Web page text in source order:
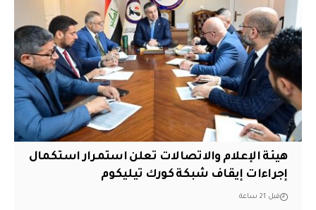
هيئة الإعلام والاتصالات تعلن استمرار استكمال
إجراءات إيقاف شبكة كورك تيليكوم
قبل 21 ساعة